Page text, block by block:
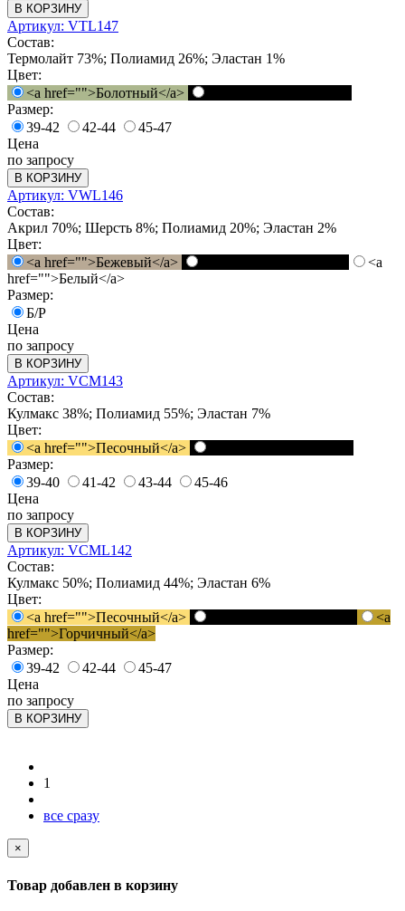
В КОРЗИНУ
Артикул: VTL147
Состав:
Термолайт 73%; Полиамид 26%; Эластан 1%
Цвет:
<a href="">Болотный</a>
Размер:
39-42
42-44
45-47
Цена
по запросу
В КОРЗИНУ
Артикул: VWL146
Состав:
Акрил 70%; Шерсть 8%; Полиамид 20%; Эластан 2%
Цвет:
<a href="">Бежевый</a>
<a
href="">Белый</a>
Размер:
Б/Р
Цена
по запросу
В КОРЗИНУ
Артикул: VCM143
Состав:
Кулмакс 38%; Полиамид 55%; Эластан 7%
Цвет:
<a href="">Песочный</a>
Размер:
39-40
41-42 43-44
45-46
Цена
по запросу
В КОРЗИНУ
Артикул: VCML142
Состав:
Кулмакс 50%; Полиамид 44%; Эластан 6%
Цвет:
<a href="">Песочный</a>
<a
href="">Горчичный</a>
Размер:
39-42
42-44
45-47
Цена
по запросу
В КОРЗИНУ
1
все сразу
×
Товар добавлен в корзину